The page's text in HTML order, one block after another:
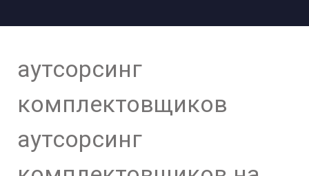
аутсорсинг
комплектовщиков
аутсорсинг